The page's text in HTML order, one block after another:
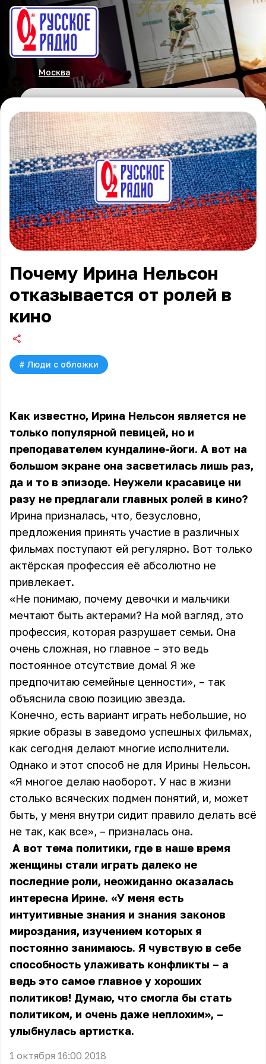
Москва
Почему Ирина Нельсон
отказывается от ролей в
кино
# Люди с обложки
Как известно, Ирина Нельсон является не
только популярной певицей, но и
преподавателем кундалине-йоги. А вот на
большом экране она засветилась лишь раз,
да и то в эпизоде. Неужели красавице ни
разу не предлагали главных ролей в кино?
Ирина призналась, что, безусловно,
предложения принять участие в различных
фильмах поступают ей регулярно. Вот только
актёрская профессия её абсолютно не
привлекает.
«Не понимаю, почему девочки и мальчики
мечтают быть актерами? На мой взгляд, это
профессия, которая разрушает семьи. Она
очень сложная, но главное – это ведь
постоянное отсутствие дома! Я же
предпочитаю семейные ценности», – так
объяснила свою позицию звезда.
Конечно, есть вариант играть небольшие, но
яркие образы в заведомо успешных фильмах,
как сегодня делают многие исполнители.
Однако и этот способ не для Ирины Нельсон.
«Я многое делаю наоборот. У нас в жизни
столько всяческих подмен понятий, и, может
быть, у меня внутри сидит правило делать всё
не так, как все», – призналась она.
А вот тема политики, где в наше время
женщины стали играть далеко не
последние роли, неожиданно оказалась
интересна Ирине. «У меня есть
интуитивные знания и знания законов
мироздания, изучением которых я
постоянно занимаюсь. Я чувствую в себе
способность улаживать конфликты – а
ведь это самое главное у хороших
политиков! Думаю, что смогла бы стать
политиком, и очень даже неплохим», –
улыбнулась артистка.
1 октября 16:00 2018